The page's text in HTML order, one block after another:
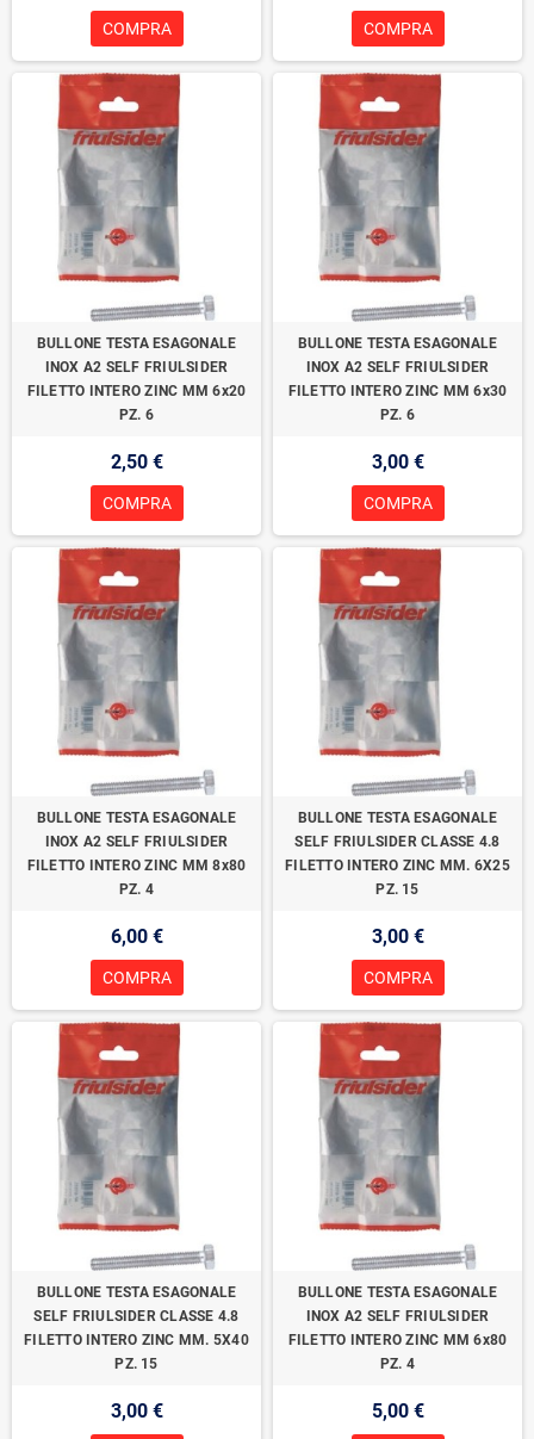
COMPRA COMPRA
BULLONE TESTA ESAGONALE
INOX A2 SELF FRIULSIDER
FILETTO INTERO ZINC MM 6x20
PZ. 6
2,50 €
COMPRA
BULLONE TESTA ESAGONALE
INOX A2 SELF FRIULSIDER
FILETTO INTERO ZINC MM 6x30
PZ. 6
3,00 €
COMPRA
BULLONE TESTA ESAGONALE
INOX A2 SELF FRIULSIDER
FILETTO INTERO ZINC MM 8x80
PZ. 4
6,00 €
COMPRA
BULLONE TESTA ESAGONALE
SELF FRIULSIDER CLASSE 4.8
FILETTO INTERO ZINC MM. 6X25
PZ. 15
3,00 €
COMPRA
BULLONE TESTA ESAGONALE
SELF FRIULSIDER CLASSE 4.8
FILETTO INTERO ZINC MM. 5X40
PZ. 15
3,00 €
BULLONE TESTA ESAGONALE
INOX A2 SELF FRIULSIDER
FILETTO INTERO ZINC MM 6x80
PZ. 4
5,00 €